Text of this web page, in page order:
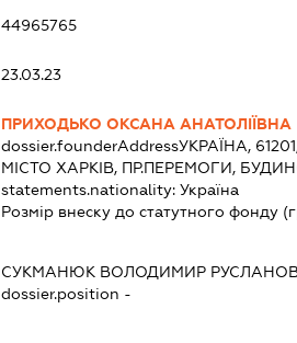
44965765
23.03.23
ПРИХОДЬКО ОКСАНА АНАТОЛІЇВНА
dossier.founderAddressУКРАЇНА,
МІСТО ХАРКІВ, ПР.ПЕРЕМОГИ,
statements.nationality: Україна
Розмір внеску до статутного фонду
СУКМАНЮК ВОЛОДИМИР
dossier.position -